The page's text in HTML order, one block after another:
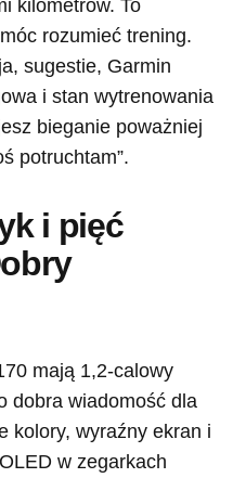
kilometrów. To
rozumieć trening.
sugestie, Garmin
i stan wytrenowania
bieganie poważniej
potruchtam”.
i pięć
mają 1,2-calowy
dobra wiadomość dla
kolory, wyraźny ekran i
w zegarkach